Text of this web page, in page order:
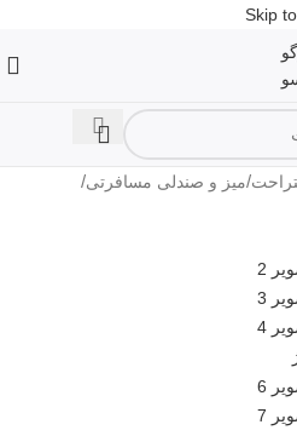
Skip
/میز و صندلی مسافرتی/